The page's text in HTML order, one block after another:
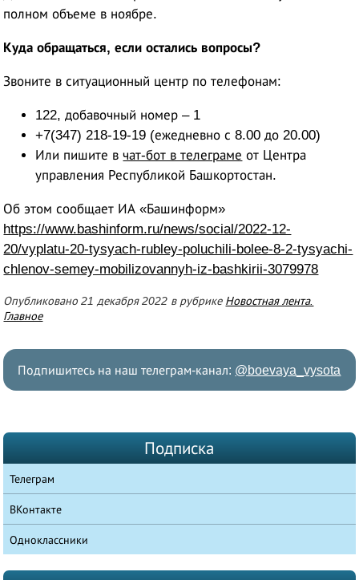
полном объеме в ноябре.
Куда обращаться, если остались вопросы?
Звоните в ситуационный центр по телефонам:
122, добавочный номер – 1
+7(347) 218-19-19 (ежедневно с 8.00 до 20.00)
Или пишите вчат-бот в телеграме от Центра
управления Республикой Башкортостан.
Об этом сообщает ИА «Башинформ»
https://www.bashinform.ru/news/social/2022-12-
20/vyplatu-20-tysyach-rubley-poluchili-bolee-8-2-tysyachi-
chlenov-semey-mobilizovannyh-iz-bashkirii-3079978
Опубликовано 21 декабря 2022 в рубрике Новостная лента.
Главное
Подпишитесь на наш телеграм-канал: @boevaya_vysota
Подписка
Телеграм
ВКонтакте
Одноклассники